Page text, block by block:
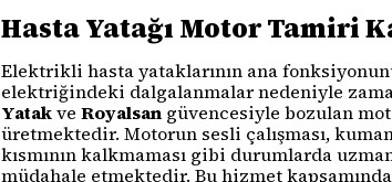
Hasta Yatağı Motor Tamiri
Elektrikli hasta yataklarının ana
elektriğindeki dalgalanmalar nedeniyle
Yatakve Royalsan güvencesiyle bozulan
üretmektedir. Motorun sesli çalışması,
kısmının kalkmaması gibi durumlarda
müdahale etmektedir. Bu hizmet